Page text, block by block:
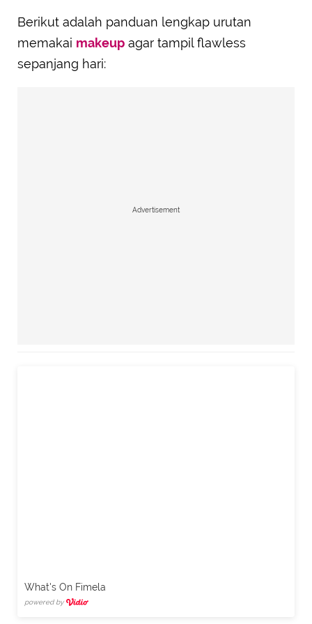
Berikut adalah panduan lengkap urutan
memakai makeup agar tampil flawless
sepanjang hari:
Advertisement
What's On Fimela
powered by